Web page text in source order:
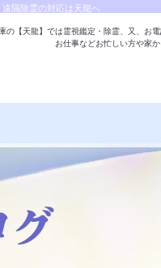
隔除霊の対応は天龍へ
の【天龍】では霊視鑑定・除霊、又、お
お仕事などお忙しい方や家